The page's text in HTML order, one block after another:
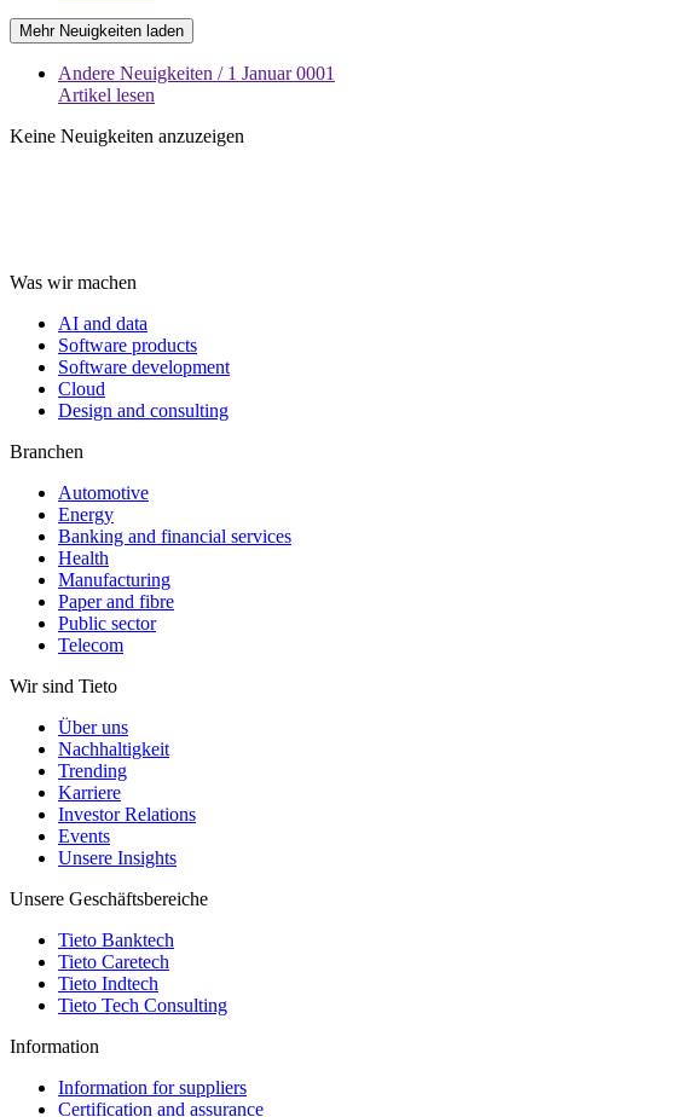
Mehr Neuigkeiten laden
Andere Neuigkeiten / 1 Januar 0001
Artikel lesen
Keine Neuigkeiten anzuzeigen
Was wir machen
AI and data
Software products
Software development
Cloud
Design and consulting
Branchen
Automotive
Energy
Banking and financial services
Health
Manufacturing
Paper and fibre
Public sector
Telecom
Wir sind Tieto
Über uns
Nachhaltigkeit
Trending
Karriere
Investor Relations
Events
Unsere Insights
Unsere Geschäftsbereiche
Tieto Banktech
Tieto Caretech
Tieto Indtech
Tieto Tech Consulting
Information
Information for suppliers
Certification and assurance